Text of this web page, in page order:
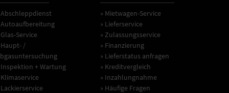
Abschleppdienst
Autoaufbereitung
Service
Haupt- /
Inspektion + Wartung
» Mietwagen-Service
» Lieferservice
» Zulassungsservice
» Finanzierung
» Lieferstatus anfragen
» Kreditvergleich
» Inzahlungnahme
» Häufige Fragen